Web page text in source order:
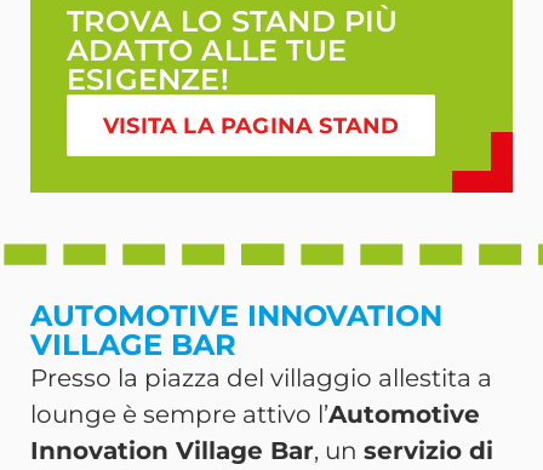
TROVA LO STAND PIÙ
ADATTO ALLE TUE
ESIGENZE!
VISITA LA PAGINA STAND
AUTOMOTIVE INNOVATION
VILLAGE BAR
Presso la piazza del villaggio allestita a
lounge è sempre attivo l’Automotive
Innovation Village Bar, un servizio di